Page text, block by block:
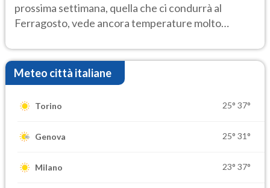
prossima settimana, quella che ci condurrà al
Ferragosto, vede ancora temperature molto
Meteo città italiane
Torino 25° 37°
Genova 25° 31°
Milano 23° 37°